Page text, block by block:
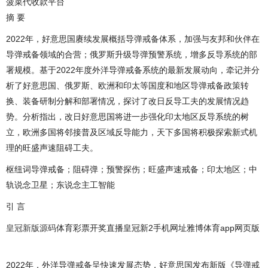
摘 要
2022年，好意思国赓续发展概括导弹戒备体系，加强与友邦和伙伴在
导弹戒备领域的合营；俄罗斯升级导弹预警系统，增多反导系统的部
署规模。基于2022年度外洋导弹戒备系统的最新发展动向，牵记并分
析了好意思国、俄罗斯、欧洲和印太等国度和地区导弹戒备政策转
换、装备研制分解和部署情况，探讨了改日反导工夫的发展情况趋
势。分析指出，改日好意思国将进一步强化印太地区反导系统的树
立，欧洲多国将邻接普及区域反导能力，天下多国将积极探索新式机
理的旺盛声速阻碍工夫。
枢纽词导弹戒备；阻碍弹；预警探伤；旺盛声速戒备；印太地区；中
轨说念卫星；东说念主工智能
引 言
皇冠新版源码体育彩票开奖直播皇冠新2手机网址雅博体育app网页版
2022年，外洋导弹戒备呈快速发展态势，好意思国发布新版《导弹戒